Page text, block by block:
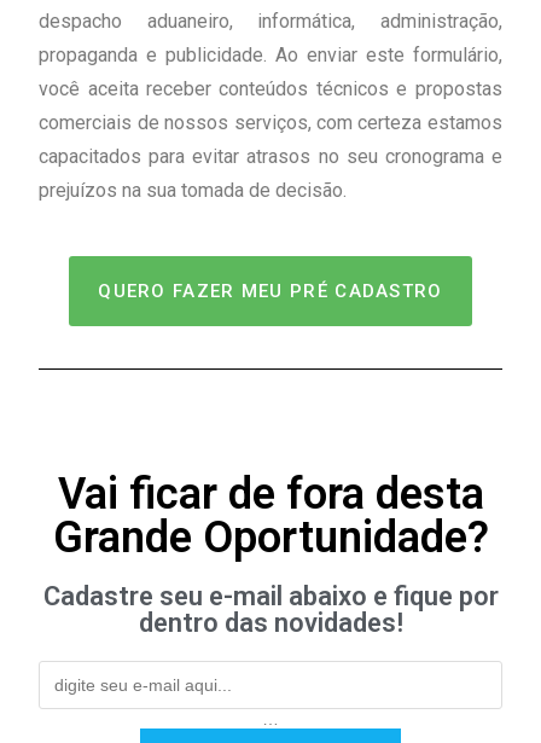
despacho aduaneiro, informática, administração,
propaganda e publicidade. Ao enviar este formulário,
você aceita receber conteúdos técnicos e propostas
comerciais de nossos serviços, com certeza estamos
capacitados para evitar atrasos no seu cronograma e
prejuízos na sua tomada de decisão.
QUERO FAZER MEU PRÉ CADASTRO
Vai ficar de fora desta
Grande Oportunidade?
Cadastre seu e-mail abaixo e fique por
dentro das novidades!